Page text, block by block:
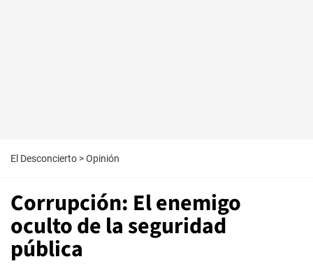
El Desconcierto >Opinión
Corrupción: El enemigo
oculto de la seguridad
pública